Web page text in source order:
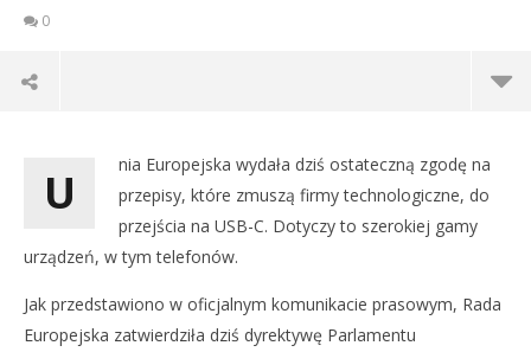
0
U
nia Europejska wydała dziś ostateczną zgodę na
przepisy, które zmuszą firmy technologiczne, do
przejścia na USB-C. Dotyczy to szerokiej gamy
urządzeń, w tym telefonów.
Jak przedstawiono w oficjalnym komunikacie prasowym, Rada
Europejska zatwierdziła dziś dyrektywę Parlamentu